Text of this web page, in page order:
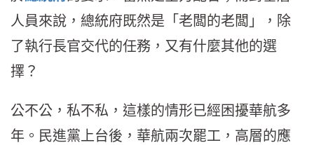
人員來說，總統府既然是「老闆的老闆」，除
了執行長官交代的任務，又有什麼其他的選
擇？
公不公，私不私，這樣的情形已經困擾華航多
年。民進黨上台後，華航兩次罷工，高層的應